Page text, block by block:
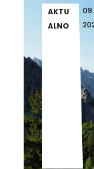
AKTU
ALNO